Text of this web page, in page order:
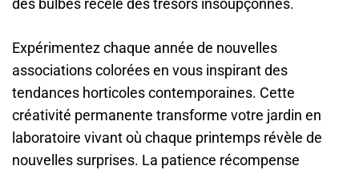
des bulbes recèle des trésors insoupçonnés.
Expérimentez chaque année de nouvelles
associations colorées en vous inspirant des
tendances horticoles contemporaines. Cette
créativité permanente transforme votre jardin en
laboratoire vivant où chaque printemps révèle de
nouvelles surprises. La patience récompense